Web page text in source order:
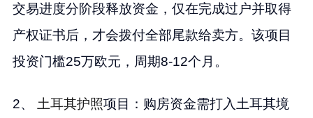
交易进度分阶段释放资金，仅在完成过户并取得
产权证书后，才会拨付全部尾款给卖方。该项目
投资门槛25万欧元，周期8-12个月。
2、 土耳其护照项目：购房资金需打入土耳其境